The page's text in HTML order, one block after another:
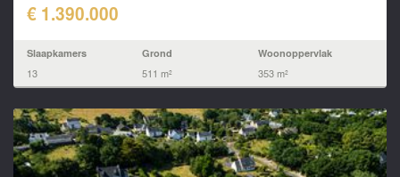
€ 1.390.000
Slaapkamers
13
Grond
511 m²
Woonoppervlak
353 m²